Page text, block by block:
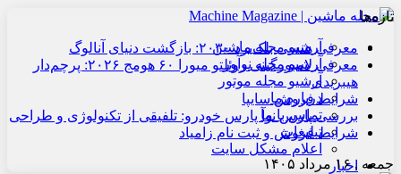
آرشیو مجله ماشین
آرشیو مجله نوآور
آرشیو مجله موتور
درباره ما
تماس با ما
تبلیغات
اعلام مشکل سایت
اخبار
تازه‌ها
معرفی هنسی بلک‌برد ۲۰۳۰: بازگشت دنیای آنالوگ
معرفی لامبورگینی روئلتو میورا ۶۰ هومج ۲۰۲۶: پرچم‌دار
هیبریدی
شرایط فروش سایپا
بررسی پارس نوآ پارس خودرو: تلفیقی از تکنولوژی و طراحی
شرایط فروش و ثبت نام زامیاد
جمعه , ۱۶ مرداد ۱۴۰۵